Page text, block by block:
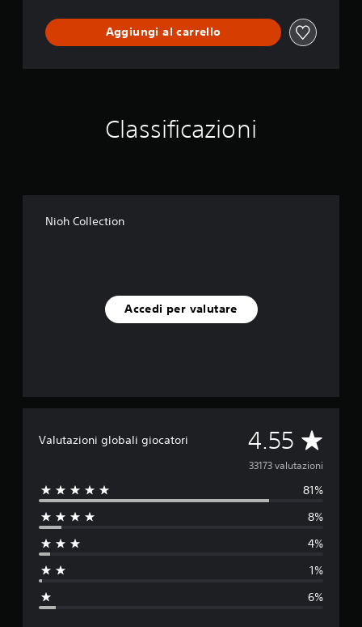
Aggiungi al carrello
Classificazioni
Nioh Collection
Accedi per valutare
Valutazioni globali giocatori 4.55 V
a
u
33173 valutazioni
81%
8%
4%
1%
6%